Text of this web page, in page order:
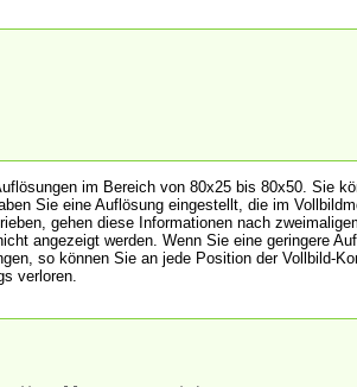
im Bereich von 80x25 bis 80x50. Sie
Sie eine Auflösung eingestellt, die im
gehen diese Informationen nach
angezeigt werden. Wenn Sie eine geringere
so können Sie an jede Position der Vollbild-
verloren.